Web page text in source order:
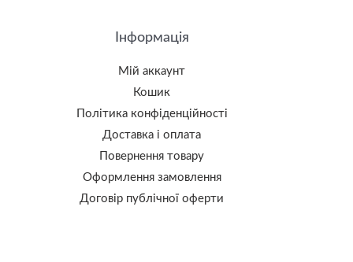
Інформація
Мій аккаунт
Кошик
Політика конфіденційності
Доставка і оплата
Повернення товару
Оформлення замовлення
Договір публічної оферти